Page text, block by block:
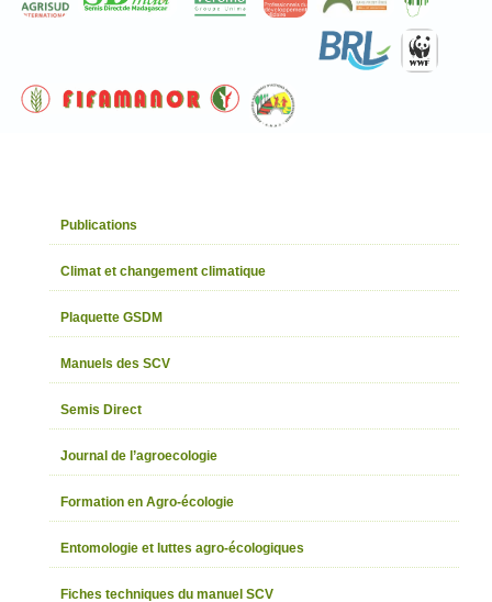
Publications
Climat et changement climatique
Plaquette GSDM
Manuels des SCV
Semis Direct
Journal de l’agroecologie
Formation en Agro-écologie
Entomologie et luttes agro-écologiques
Fiches techniques du manuel SCV